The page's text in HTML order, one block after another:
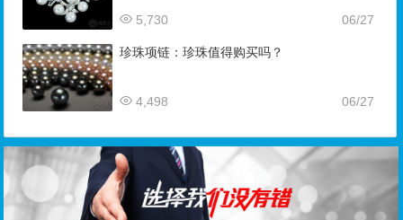
06/27
5,730
珍珠项链：珍珠值得购买吗？
06/27
4,498